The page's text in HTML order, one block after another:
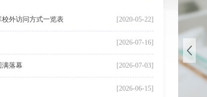
外访问方式一览表 [2020-05-22]
[2026-07-16]
满落幕 [2026-07-03]
[2026-06-15]